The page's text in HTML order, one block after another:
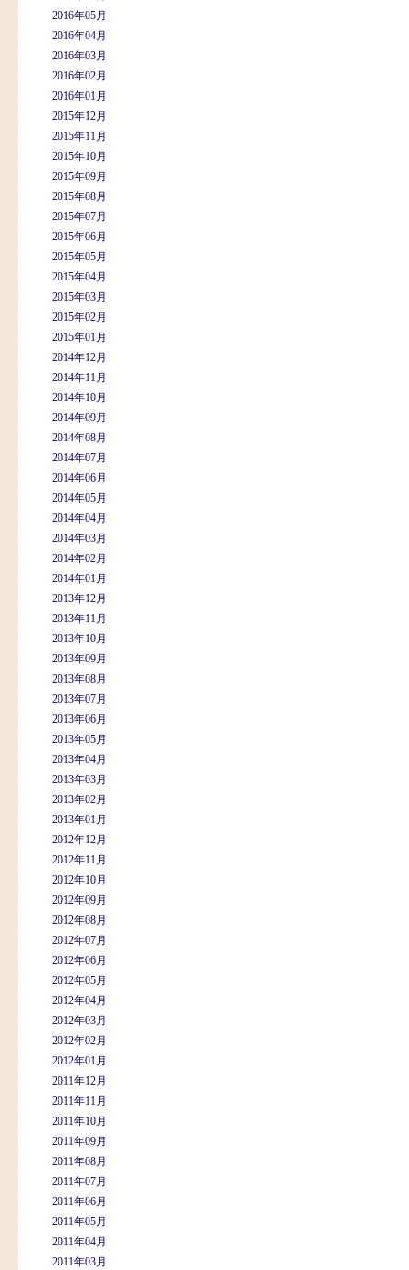
2016年05月
2016年04月
2016年03月
2016年02月
2016年01月
2015年12月
2015年11月
2015年10月
2015年09月
2015年08月
2015年07月
2015年06月
2015年05月
2015年04月
2015年03月
2015年02月
2015年01月
2014年12月
2014年11月
2014年10月
2014年09月
2014年08月
2014年07月
2014年06月
2014年05月
2014年04月
2014年03月
2014年02月
2014年01月
2013年12月
2013年11月
2013年10月
2013年09月
2013年08月
2013年07月
2013年06月
2013年05月
2013年04月
2013年03月
2013年02月
2013年01月
2012年12月
2012年11月
2012年10月
2012年09月
2012年08月
2012年07月
2012年06月
2012年05月
2012年04月
2012年03月
2012年02月
2012年01月
2011年12月
2011年11月
2011年10月
2011年09月
2011年08月
2011年07月
2011年06月
2011年05月
2011年04月
2011年03月